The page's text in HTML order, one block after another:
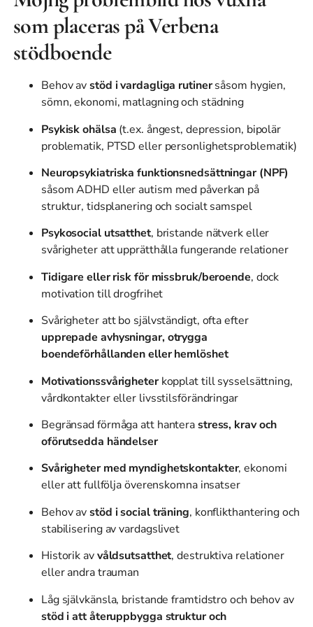
som placeras på Verbena
stödboende
Behov avstöd i vardagliga rutinersåsom hygien,
sömn, ekonomi, matlagning och städning
Psykisk ohälsa (t.ex. ångest, depression, bipolär
problematik, PTSD eller personlighetsproblematik)
Neuropsykiatriska funktionsnedsättningar (NPF)
såsom ADHD eller autism med påverkan på
struktur, tidsplanering och socialt samspel
Psykosocial utsatthet, bristande nätverk eller
svårigheter att upprätthålla fungerande relationer
Tidigare eller risk för missbruk/beroende, dock
motivation till drogfrihet
Svårigheter att bo självständigt, ofta efter
upprepade avhysningar, otrygga
boendeförhållanden eller hemlöshet
Motivationssvårigheterkopplat till sysselsättning,
vårdkontakter eller livsstilsförändringar
Begränsad förmåga att hanterastress, krav och
oförutsedda händelser
Svårigheter med myndighetskontakter, ekonomi
eller att fullfölja överenskomna insatser
Behov avstöd i social träning, konflikthantering och
stabilisering av vardagslivet
Historik avvåldsutsatthet, destruktiva relationer
eller andra trauman
Låg självkänsla, bristande framtidstro och behov av
stöd i att återuppbygga struktur och